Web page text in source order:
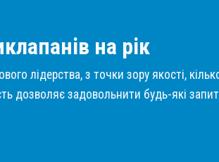
на рік
лідерства, з точки зору якості,
дозволяє задовольнити будь-які